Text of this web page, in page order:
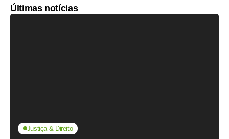
Últimas notícias
Justiça & Direito